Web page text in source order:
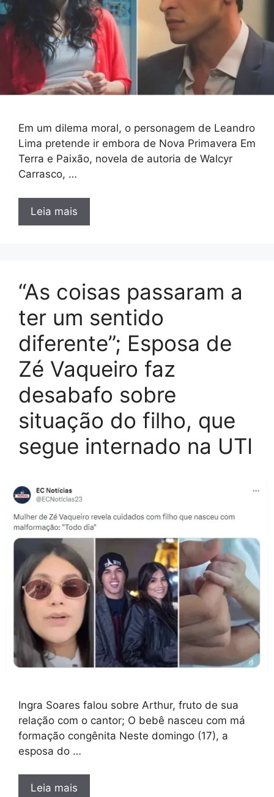
Em um dilema moral, o personagem de Leandro
Lima pretende ir embora de Nova Primavera Em
Terra e Paixão, novela de autoria de Walcyr
Carrasco, …
Leia mais
“As coisas passaram a
ter um sentido
diferente”; Esposa de
Zé Vaqueiro faz
desabafo sobre
situação do filho, que
segue internado na UTI
Ingra Soares falou sobre Arthur, fruto de sua
relação com o cantor; O bebê nasceu com má
formação congênita Neste domingo (17), a
esposa do …
Leia mais